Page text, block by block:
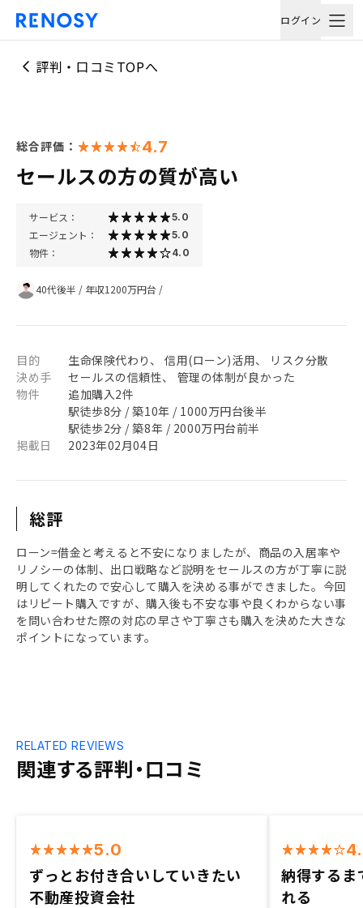
ログイン
評判・口コミTOPへ
総合評価： 4.7
セールスの方の質が高い
サービス： 5.0
エージェント： 5.0
物件： 4.0
40代後半 / 年収1200万円台 /
目的
生命保険代わり、 信用(ローン)活用、 リスク分散
決め手
セールスの信頼性、 管理の体制が良かった
物件
追加購入2件
駅徒歩8分 / 築10年 / 1000万円台後半
駅徒歩2分 / 築8年 / 2000万円台前半
掲載日
2023年02月04日
総評
ローン=借金と考えると不安になりましたが、商品の入居率や
リノシーの体制、出口戦略など説明をセールスの方が丁寧に説
明してくれたので安心して購入を決める事ができました。今回
はリピート購入ですが、購入後も不安な事や良くわからない事
を問い合わせた際の対応の早さや丁寧さも購入を決めた大きな
ポイントになっています。
関連する評判・口コミ
RELATED REVIEWS
5.0
ずっとお付き合いしていきたい
不動産投資会社
納得するま
れる